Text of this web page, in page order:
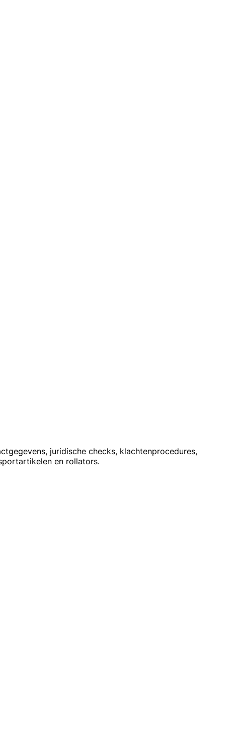
juridische checks, klachtenprocedures,
en rollators.